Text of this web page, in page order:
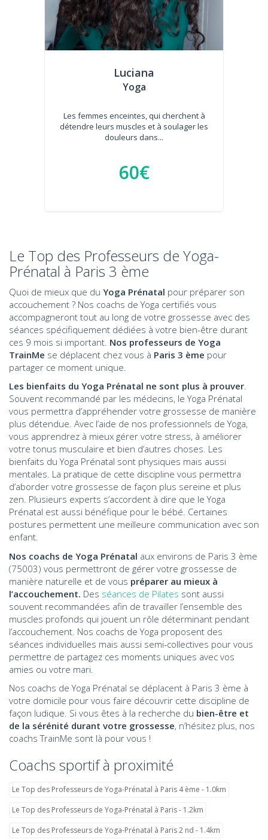
Luciana
Yoga
Les femmes enceintes, qui cherchent à
détendre leurs muscles et à soulager les
douleurs dans...
60€
Le Top des Professeurs de Yoga-
Prénatal à Paris 3 ème
Quoi de mieux que du Yoga Prénatal pour préparer son
accouchement ? Nos coachs de Yoga certifiés vous
accompagneront tout au long de votre grossesse avec des
séances spécifiquement dédiées à votre bien-être durant
ces 9 mois si important. Nos professeurs de Yoga
TrainMe se déplacent chez vous à Paris 3 ème pour
partager ce moment unique.
Les bienfaits du Yoga Prénatal ne sont plus à prouver.
Souvent recommandé par les médecins, le Yoga Prénatal
vous permettra d’appréhender votre grossesse de manière
plus détendue. Avec l’aide de nos professionnels de Yoga,
vous apprendrez à mieux gérer votre stress, à améliorer
votre tonus musculaire et bien d’autres choses. Les
bienfaits du Yoga Prénatal sont physiques mais aussi
mentales. La pratique de cette discipline vous permettra
d’aborder votre grossesse de façon plus sereine et plus
zen. Plusieurs experts s’accordent à dire que le Yoga
Prénatal est aussi bénéfique pour le bébé. Certaines
postures permettent une meilleure communication avec son
enfant.
Nos coachs de Yoga Prénatal aux environs de Paris 3 ème
(75003) vous permettront de gérer votre grossesse de
manière naturelle et de vous préparer au mieux à
l’accouchement. Des séances de Pilates sont aussi
souvent recommandées afin de travailler l’ensemble des
muscles profonds qui jouent un rôle déterminant pendant
l’accouchement. Nos coachs de Yoga proposent des
séances individuelles mais aussi semi-collectives pour vous
permettre de partagez ces moments uniques avec vos
amies ou votre mari.
Nos coachs de Yoga Prénatal se déplacent à Paris 3 ème à
votre domicile pour vous faire découvrir cette discipline de
façon ludique. Si vous êtes à la recherche du bien-être et
de la sérénité durant votre grossesse, n’hésitez plus, nos
coachs TrainMe sont là pour vous !
Coachs sportif à proximité
Le Top des Professeurs de Yoga-Prénatal à Paris 4 ème - 1.0km
Le Top des Professeurs de Yoga-Prénatal à Paris - 1.2km
Le Top des Professeurs de Yoga-Prénatal à Paris 2 nd - 1.4km